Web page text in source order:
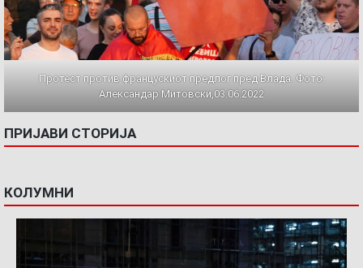
Протест против францускиот предлог пред Влада. Фото:
Александар Митовски,03.06.2022
ПРИЈАВИ СТОРИЈА
КОЛУМНИ